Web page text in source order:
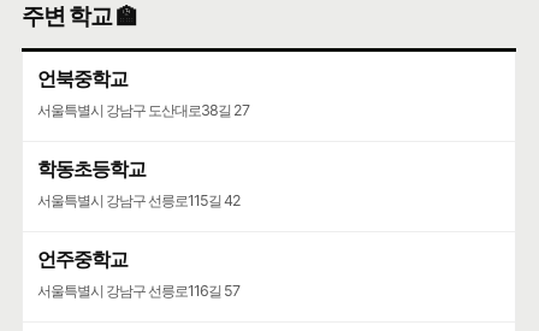
주변 학교 🏫
언북중학교
서울특별시 강남구 도산대로38길 27
학동초등학교
서울특별시 강남구 선릉로115길 42
언주중학교
서울특별시 강남구 선릉로116길 57